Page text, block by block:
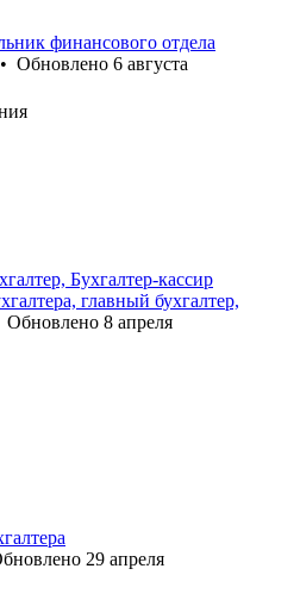
финансового отдела
• Обновлено 6 августа
Бухгалтер-кассир
главный бухгалтер,
Обновлено 8 апреля
29 апреля